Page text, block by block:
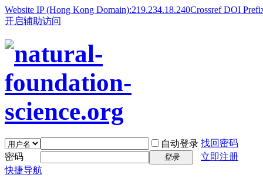
Website IP (Hong Kong Domain):219.234.18.240Crossref DOI
开启辅助访问
自动登录 找回密码
密码
登录
立即注册
快捷导航